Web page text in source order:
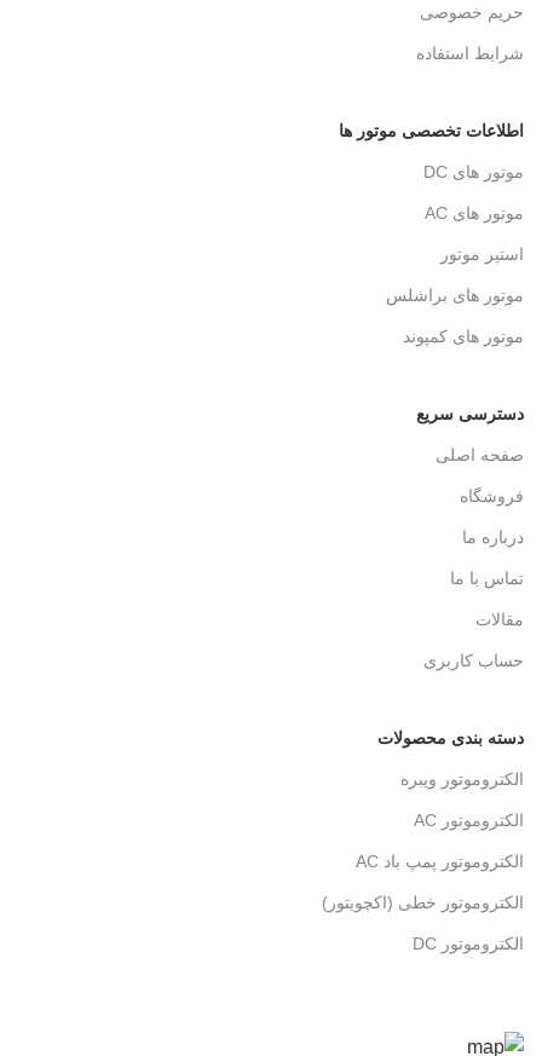
حریم خصوصی
شرایط استفاده
اطلاعات تخصصی موتور ها
موتور های DC
موتور های AC
استپر موتور
موتور های براشلس
موتور های کمپوند
دسترسی سریع
صفحه اصلی
فروشگاه
درباره ما
تماس با ما
مقالات
حساب کاربری
دسته بندی محصولات
الکتروموتور ویبره
الکتروموتور AC
الکتروموتور پمپ باد AC
الکتروموتور خطی (اکچویتور)
الکتروموتور DC